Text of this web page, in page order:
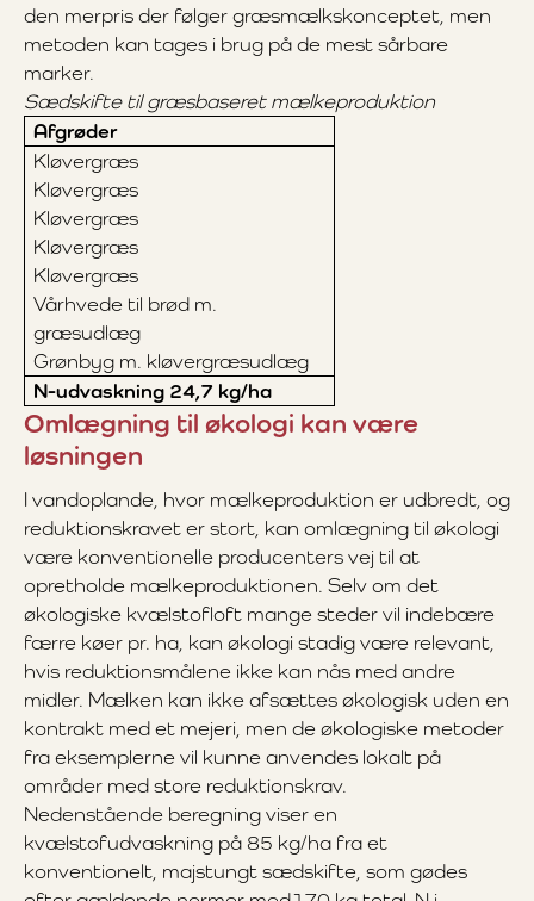
den merpris der følger græsmælkskonceptet, men
metoden kan tages i brug på de mest sårbare
marker.
Sædskifte til græsbaseret mælkeproduktion
Afgrøder
Kløvergræs
Kløvergræs
Kløvergræs
Kløvergræs
Kløvergræs
Vårhvede til brød m.
græsudlæg
Grønbyg m. kløvergræsudlæg
N-udvaskning 24,7 kg/ha
Omlægning til økologi kan være
løsningen
I vandoplande, hvor mælkeproduktion er udbredt, og
reduktionskravet er stort, kan omlægning til økologi
være konventionelle producenters vej til at
opretholde mælkeproduktionen. Selv om det
økologiske kvælstofloft mange steder vil indebære
færre køer pr. ha, kan økologi stadig være relevant,
hvis reduktionsmålene ikke kan nås med andre
midler. Mælken kan ikke afsættes økologisk uden en
kontrakt med et mejeri, men de økologiske metoder
fra eksemplerne vil kunne anvendes lokalt på
områder med store reduktionskrav.
Nedenstående beregning viser en
kvælstofudvaskning på 85 kg/ha fra et
konventionelt, majstungt sædskifte, som gødes